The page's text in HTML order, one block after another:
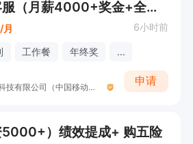
中国移动电话客服（月薪4000+奖金+全勤）
月 6小时前
工作餐 年终奖 ...
宣威市睿科通讯科技有限公司（中国移动双龙营业厅）
申请
5000+）绩效提成+ 购五险